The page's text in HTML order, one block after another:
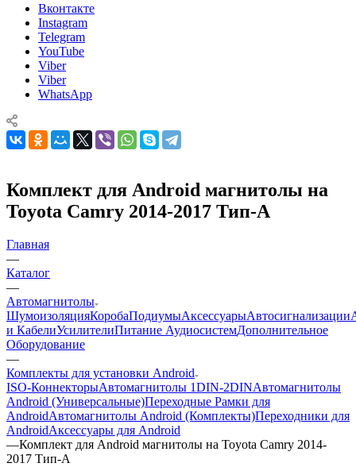
Вконтакте
Instagram
Telegram
YouTube
Viber
Viber
WhatsApp
Комплект для Android магнитолы на
Toyota Camry 2014-2017 Тип-A
Главная
—
Каталог
—
Автомагнитолы
ШумоизоляцияКоробаПодиумыАксессуарыАвтосигнализации
и КабелиУсилителиПитание АудиосистемДополнительное
Оборудование
—
Комплекты для установки Android
ISO-КоннекторыАвтомагнитолы 1DIN-2DINАвтомагнитолы
Android (Универсальные)Переходные Рамки для
AndroidАвтомагнитолы Android (Комплекты)Переходники для
AndroidАксессуары для Android
—Комплект для Android магнитолы на Toyota Camry 2014-
2017 Тип-A